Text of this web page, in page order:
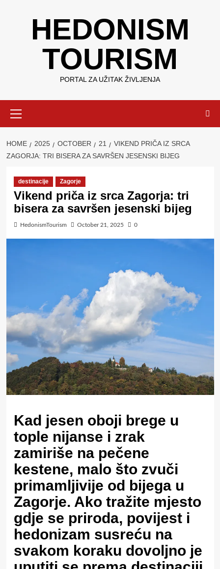
HEDONISM
TOURISM
PORTAL ZA UŽITAK ŽIVLJENJA
Menu
HOME 2025 OCTOBER 21
VIKEND PRIČA IZ SRCA
ZAGORJA: TRI BISERA ZA SAVRŠEN JESENSKI BIJEG
destinacije Zagorje
Vikend priča iz srca Zagorja: tri
bisera za savršen jesenski bijeg
HedonismTourism October 21, 2025 0
Kad jesen oboji brege u
tople nijanse i zrak
zamiriše na pečene
kestene, malo što zvuči
primamljivije od bijega u
Zagorje. Ako tražite mjesto
gdje se priroda, povijest i
hedonizam susreću na
svakom koraku dovoljno je